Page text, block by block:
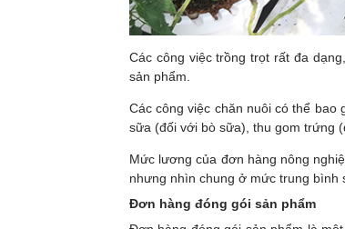
Các công việc trồng trọt rất đa
sản phẩm.
Các công việc chăn nuôi có thể bao
sữa (đối với bò sữa), thu gom trứng
Mức lương của đơn hàng nông
nhưng nhìn chung ở mức trung bình
Đơn hàng đóng gói sản phẩm